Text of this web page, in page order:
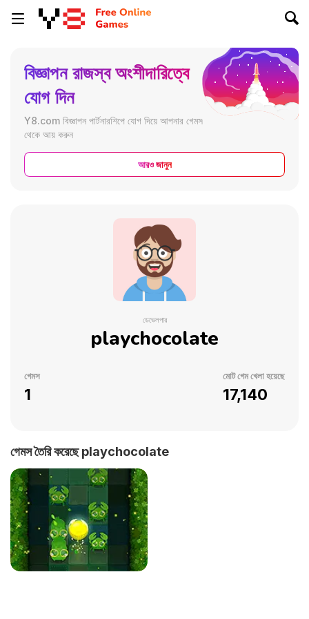
ডেভেলপার
playchocolate
গেমস
1
মোট গেম খেলা হয়েছে
17,140
বিজ্ঞাপন রাজস্ব অংশীদারিত্বে
যোগ দিন
Y8.com বিজ্ঞাপন পার্টনারশিপে যোগ দিয়ে আপনার গেমস
থেকে আয় করুন
আরও জানুন
গেমস তৈরি করেছে playchocolate